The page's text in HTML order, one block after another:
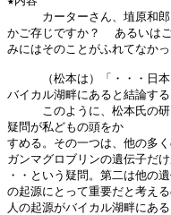
カーターさん、埴原和郎氏
かご存じですか？  あるいは
みにはそのことがふれてなか
（松本は）「・・・日本民
バイカル湖畔にあると結論する
このように、松本氏の研究
疑問が私どもの頭をか
すめる。その一つは、他の多
ガンマグロブリンの遺伝子だ
・・という疑問。第二は他の
の起源にとって重要だと考え
人の起源がバイカル湖畔にあ